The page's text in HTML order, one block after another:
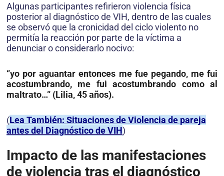
Algunas participantes refirieron violencia física
posterior al diagnóstico de VIH, dentro de las cuales
se observó que la cronicidad del ciclo violento no
permitía la reacción por parte de la víctima a
denunciar o considerarlo nocivo:
“yo por aguantar entonces me fue pegando, me fui
acostumbrando, me fui acostumbrando como al
maltrato…” (Lilia, 45 años).
(Lea También: Situaciones de Violencia de pareja
antes del Diagnóstico de VIH)
Impacto de las manifestaciones
de violencia tras el diagnóstico